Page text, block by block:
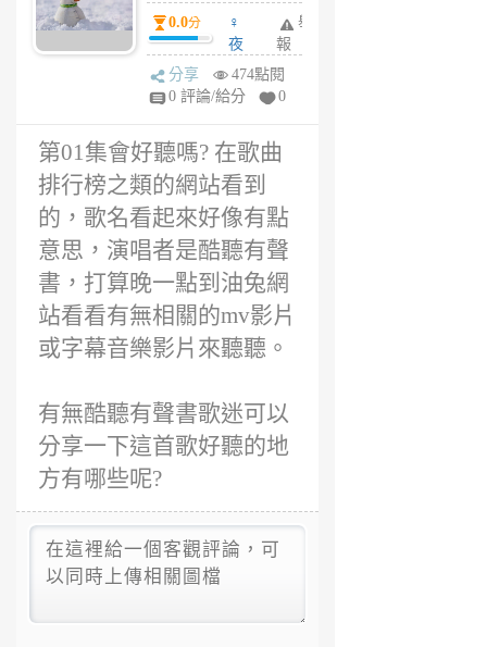
0.0分
♀
夜
妤
1
舉
報
分享
474點閱
0 評論/給分
0
第01集會好聽嗎? 在歌曲
排行榜之類的網站看到
的，歌名看起來好像有點
意思，演唱者是酷聽有聲
書，打算晚一點到油兔網
站看看有無相關的mv影片
或字幕音樂影片來聽聽。
有無酷聽有聲書歌迷可以
分享一下這首歌好聽的地
方有哪些呢?